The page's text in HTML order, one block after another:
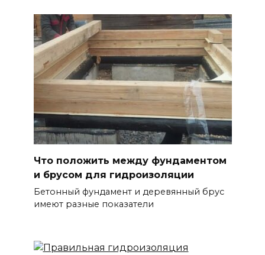
Что положить между фундаментом
и брусом для гидроизоляции
Бетонный фундамент и деревянный брус
имеют разные показатели